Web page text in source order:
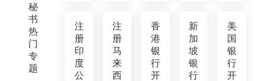
秘
书
热
门
专
题
注
册
印
度
公
注
册
马
来
西
香
港
银
行
开
新
加
坡
银
行
美
国
银
行
开